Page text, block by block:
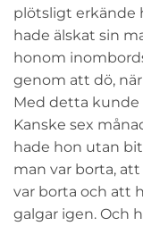
plötsligt erkände
hade älskat sin
honom
genom att dö,
Med detta kunde
Kanske sex
hade hon utan
man var borta,
var borta och att
galgar igen. Och